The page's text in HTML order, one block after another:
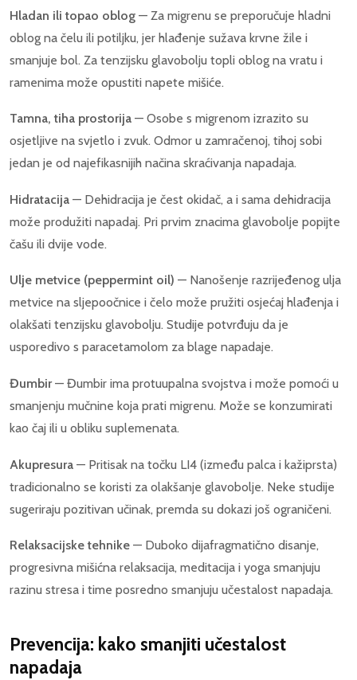
Hladan ili topao oblog — Za migrenu se preporučuje hladni
oblog na čelu ili potiljku, jer hlađenje sužava krvne žile i
smanjuje bol. Za tenzijsku glavobolju topli oblog na vratu i
ramenima može opustiti napete mišiće.
Tamna, tiha prostorija — Osobe s migrenom izrazito su
osjetljive na svjetlo i zvuk. Odmor u zamračenoj, tihoj sobi
jedan je od najefikasnijih načina skraćivanja napadaja.
Hidratacija — Dehidracija je čest okidač, a i sama dehidracija
može produžiti napadaj. Pri prvim znacima glavobolje popijte
čašu ili dvije vode.
Ulje metvice (peppermint oil) — Nanošenje razrijeđenog ulja
metvice na sljepoočnice i čelo može pružiti osjećaj hlađenja i
olakšati tenzijsku glavobolju. Studije potvrđuju da je
usporedivo s paracetamolom za blage napadaje.
Đumbir— Đumbir ima protuupalna svojstva i može pomoći u
smanjenju mučnine koja prati migrenu. Može se konzumirati
kao čaj ili u obliku suplemenata.
Akupresura — Pritisak na točku LI4 (između palca i kažiprsta)
tradicionalno se koristi za olakšanje glavobolje. Neke studije
sugeriraju pozitivan učinak, premda su dokazi još ograničeni.
Relaksacijske tehnike — Duboko dijafragmatično disanje,
progresivna mišićna relaksacija, meditacija i yoga smanjuju
razinu stresa i time posredno smanjuju učestalost napadaja.
Prevencija: kako smanjiti učestalost
napadaja